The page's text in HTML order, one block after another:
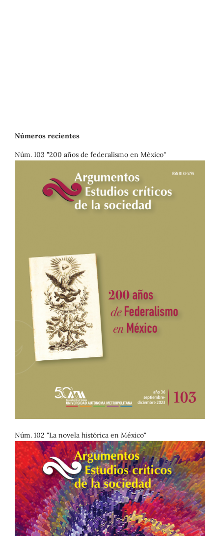
Números recientes
Núm. 103 "200 años de federalismo en México"
Núm. 102 "La novela histórica en México"